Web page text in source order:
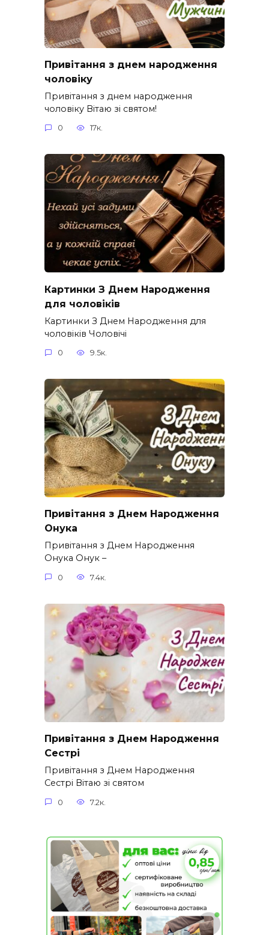
Привітання з днем народження
чоловіку
Привітання з днем народження
чоловіку Вітаю зі святом!
0 17к.
Картинки З Днем Народження
для чоловіків​
Картинки З Днем Народження для
чоловіків​ Чоловічі
0 9.5к.
Привітання з Днем Народження
Онука
Привітання з Днем Народження
Онука Онук –
0 7.4к.
Привітання з Днем Народження
Сестрі
Привітання з Днем Народження
Сестрі Вітаю зі святом
0 7.2к.